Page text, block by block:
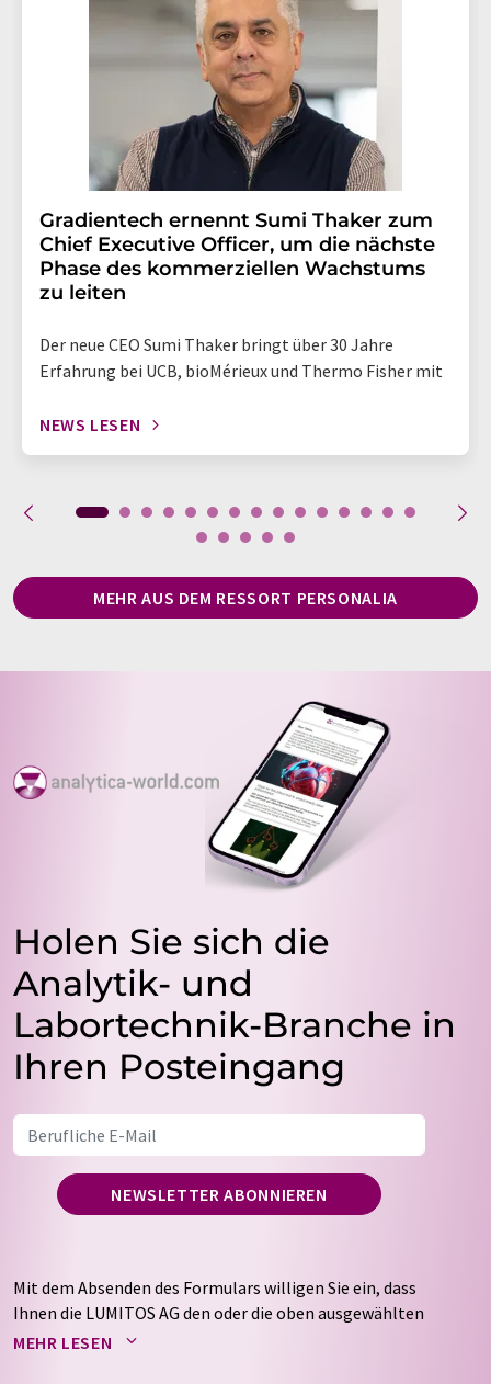
Gradientech ernennt Sumi Thaker zum
Chief Executive Officer, um die nächste
Phase des kommerziellen Wachstums
zu leiten
Der neue CEO Sumi Thaker bringt über 30 Jahre
Erfahrung bei UCB, bioMérieux und Thermo Fisher mit
NEWS LESEN
MEHR AUS DEM RESSORT PERSONALIA
Holen Sie sich die
Analytik- und
Labortechnik-Branche in
Ihren Posteingang
NEWSLETTER ABONNIEREN
Mit dem Absenden des Formulars willigen Sie ein, dass
Ihnen die LUMITOS AG den oder die oben ausgewählten
Newsletter per E-Mail zusendet. Ihre Daten werden
MEHR LESEN